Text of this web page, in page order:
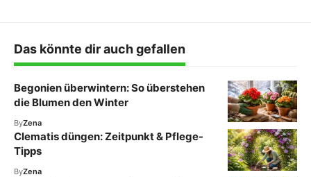
Das könnte dir auch gefallen
Begonien überwintern: So überstehen
die Blumen den Winter
ByZena
Clematis düngen: Zeitpunkt & Pflege-
Tipps
ByZena